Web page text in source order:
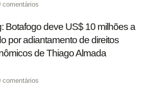
comentários
Botafogo deve US$ 10 milhões a
por adiantamento de direitos
de Thiago Almada
comentários